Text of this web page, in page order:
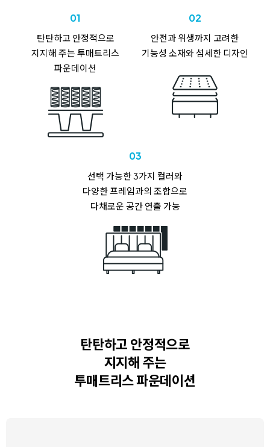
01
탄탄하고 안정적으로
지지해 주는 투매트리스
파운데이션
02
안전과 위생까지 고려한
기능성 소재와 섬세한 디자인
03
선택 가능한 3가지 컬러와
다양한 프레임과의 조합으로
다채로운 공간 연출 가능
탄탄하고 안정적으로
지지해 주는
투매트리스 파운데이션